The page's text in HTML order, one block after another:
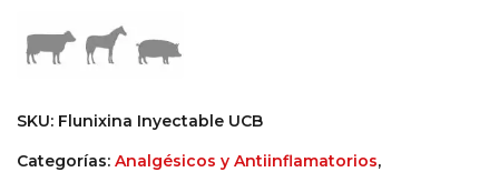
SKU: Flunixina Inyectable UCB
Categorías: Analgésicos y Antiinflamatorios,